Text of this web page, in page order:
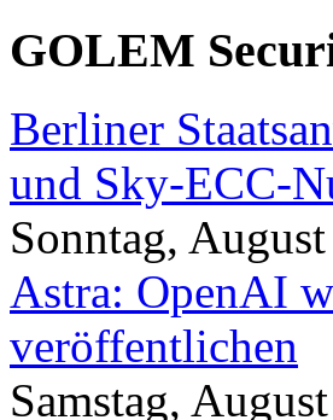
GOLEM
Berliner
und Sky-ECC-
Sonntag,
Astra: OpenAI
veröffentlichen
Samstag,